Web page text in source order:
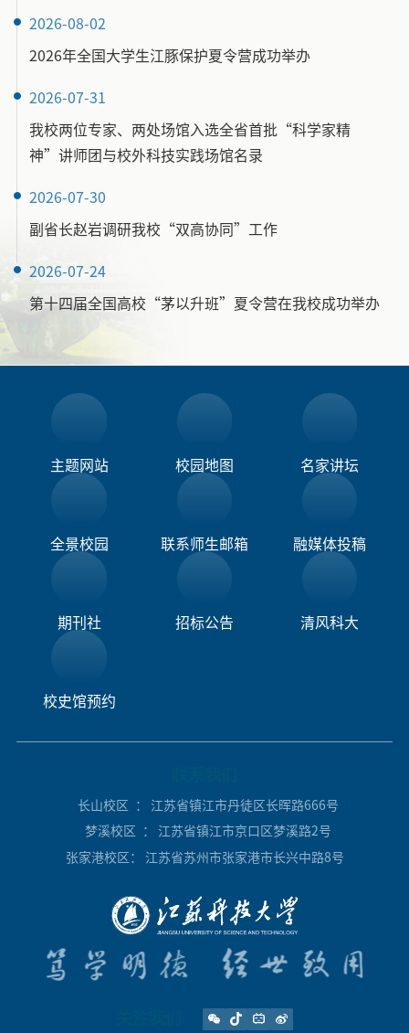
2026-08-02
2026年全国大学生江豚保护夏令营成功举办
2026-07-31
我校两位专家、两处场馆入选全省首批“科学家精
神”讲师团与校外科技实践场馆名录
2026-07-30
副省长赵岩调研我校“双高协同”工作
2026-07-24
第十四届全国高校“茅以升班”夏令营在我校成功举办
主题网站 校园地图 名家讲坛
全景校园 联系师生邮箱 融媒体投稿​
期刊社 招标公告 清风科大
校史馆预约
长山校区 ： 江苏省镇江市丹徒区长晖路666号
梦溪校区 ： 江苏省镇江市京口区梦溪路2号
张家港校区 ： 江苏省苏州市张家港市长兴中路8号